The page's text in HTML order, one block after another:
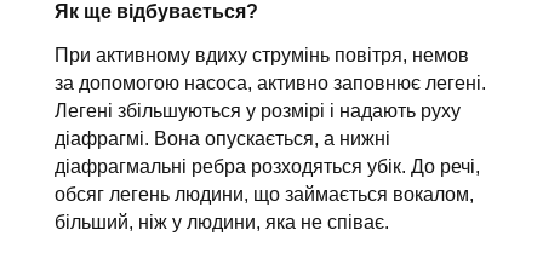
Як ще відбувається?
При активному вдиху струмінь повітря, немов
за допомогою насоса, активно заповнює легені.
Легені збільшуються у розмірі і надають руху
діафрагмі. Вона опускається, а нижні
діафрагмальні ребра розходяться убік. До речі,
обсяг легень людини, що займається вокалом,
більший, ніж у людини, яка не співає.